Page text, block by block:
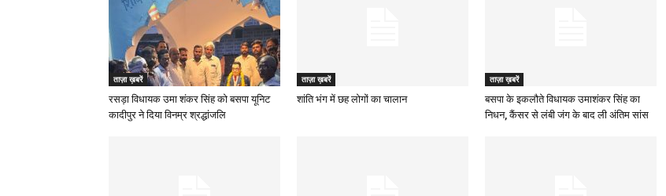
ताज़ा ख़बरें
रसड़ा विधायक उमा शंकर सिंह को बसपा यूनिट
कादीपुर ने दिया विनम्र श्रद्धांजलि
ताज़ा ख़बरें
शांति भंग में छह लोगों का चालान
ताज़ा ख़बरें
बसपा के इकलौते विधायक उमाशंकर सिंह का
निधन, कैंसर से लंबी जंग के बाद ली अंतिम सांस